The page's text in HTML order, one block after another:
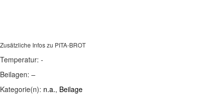
Zusätzliche Infos zu PITA-BROT
Temperatur: -
Beilagen: –
Kategorie(n): n.a., Beilage